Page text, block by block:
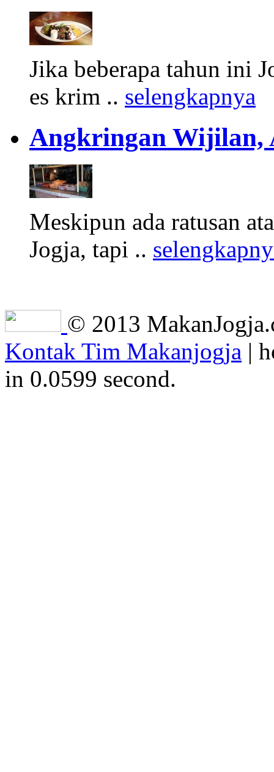
Jika beberapa tahun ini
es krim .. selengkapnya
Angkringan Wijilan,
Meskipun ada ratusan
Jogja, tapi ..
© 2013
Kontak Tim Makanjogja |
in 0.0599 second.